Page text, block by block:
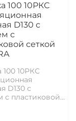
100 10РКС
D130 с
с
сеткой
100 10РКС
D130 с
с пластиковой...